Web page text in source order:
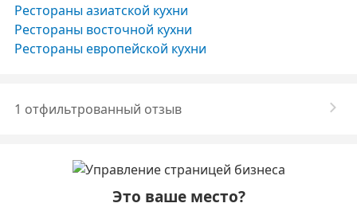
Рестораны азиатской кухни
Рестораны восточной кухни
Рестораны европейской кухни
1 отфильтрованный отзыв
Это ваше место?